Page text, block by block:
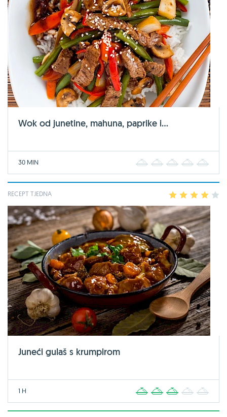
Wok od junetine, mahuna, paprike i...
30 MIN 2 3 4
RECEPT TJEDNA 2 3 4
Juneći gulaš s krumpirom
1 H 2 3 4